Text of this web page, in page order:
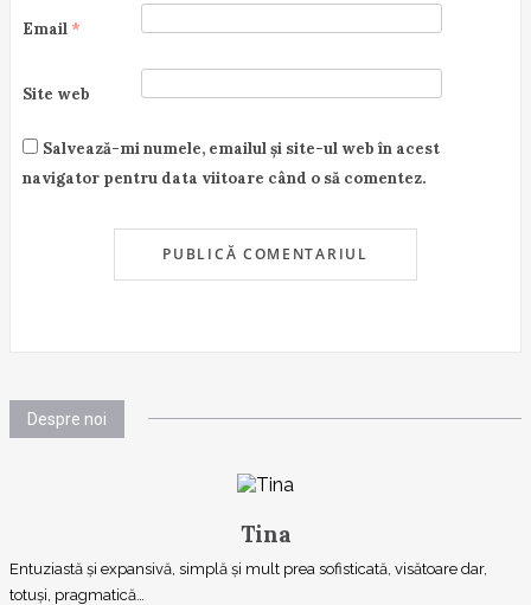
Email *
Site web
Salvează-mi numele, emailul și site-ul web în acest
navigator pentru data viitoare când o să comentez.
Despre noi
Tina
Entuziastă şi expansivă, simplă şi mult prea sofisticată, visătoare dar,
totuşi, pragmatică…